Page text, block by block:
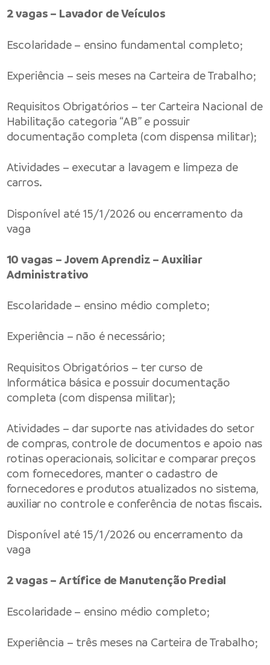
2 vagas – Lavador de Veículos
Escolaridade – ensino fundamental completo;
Experiência – seis meses na Carteira de Trabalho;
Requisitos Obrigatórios – ter Carteira Nacional de
Habilitação categoria “AB” e possuir
documentação completa (com dispensa militar);
Atividades – executar a lavagem e limpeza de
carros.
Disponível até 15/1/2026 ou encerramento da
vaga
10 vagas – Jovem Aprendiz – Auxiliar
Administrativo
Escolaridade – ensino médio completo;
Experiência – não é necessário;
Requisitos Obrigatórios – ter curso de
Informática básica e possuir documentação
completa (com dispensa militar);
Atividades – dar suporte nas atividades do setor
de compras, controle de documentos e apoio nas
rotinas operacionais, solicitar e comparar preços
com fornecedores, manter o cadastro de
fornecedores e produtos atualizados no sistema,
auxiliar no controle e conferência de notas fiscais.
Disponível até 15/1/2026 ou encerramento da
vaga
2 vagas – Artífice de Manutenção Predial
Escolaridade – ensino médio completo;
Experiência – três meses na Carteira de Trabalho;